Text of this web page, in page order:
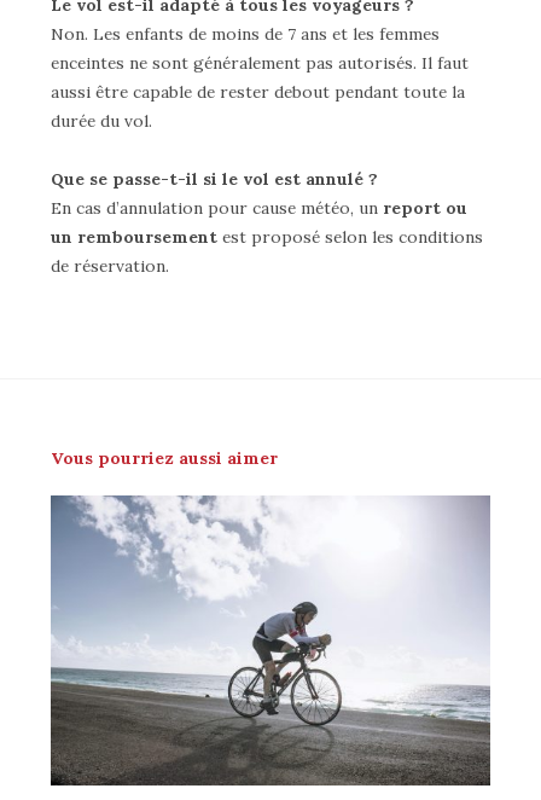
Non. Les enfants de moins de 7 ans et les femmes
enceintes ne sont généralement pas autorisés. Il faut
aussi être capable de rester debout pendant toute la
durée du vol.
Que se passe-t-il si le vol est annulé ?
En cas d’annulation pour cause météo, un report ou
un remboursement est proposé selon les conditions
de réservation.
Vous pourriez aussi aimer